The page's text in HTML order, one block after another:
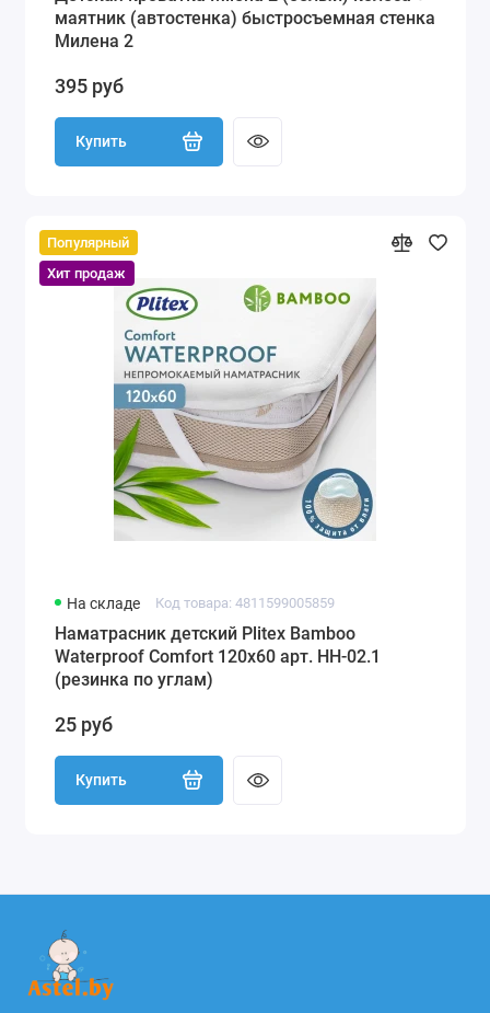
маятник (автостенка) быстросъемная стенка
Милена 2
395 руб
Купить
Популярный
Хит продаж
На складе Код товара: 4811599005859
Наматрасник детский Plitex Bamboo
Waterproof Comfort 120х60 арт. НН-02.1
(резинка по углам)
25 руб
Купить